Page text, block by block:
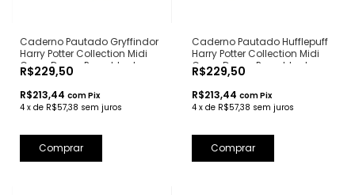
Caderno Pautado Gryffindor
Harry Potter Collection Midi
Capa Dura - Paperblanks
R$229,50
R$213,44 comPix
4 x de R$57,38 sem juros
Caderno Pautado Hufflepuff
Harry Potter Collection Midi
Capa Dura - Paperblanks
R$229,50
R$213,44 comPix
4 x de R$57,38 sem juros